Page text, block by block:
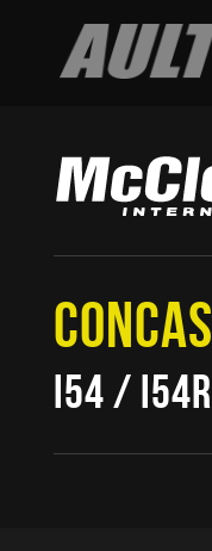
I54 / I54R